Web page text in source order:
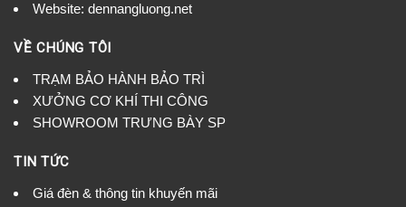
Website: dennangluong.net
VỀ CHÚNG TÔI
TRẠM BẢO HÀNH BẢO TRÌ
XƯỞNG CƠ KHÍ THI CÔNG
SHOWROOM TRƯNG BÀY SP
TIN TỨC
Giá đèn & thông tin khuyến mãi